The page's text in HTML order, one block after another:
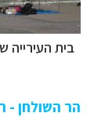
בית העירייה
הר השולחן -